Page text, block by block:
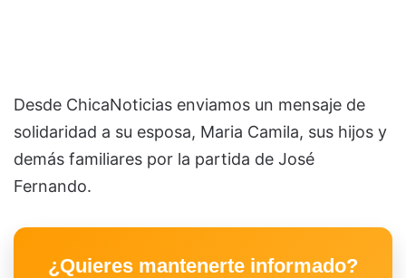
Desde ChicaNoticias enviamos un mensaje de
solidaridad a su esposa, Maria Camila, sus hijos y
demás familiares por la partida de José
Fernando.
¿Quieres mantenerte informado?